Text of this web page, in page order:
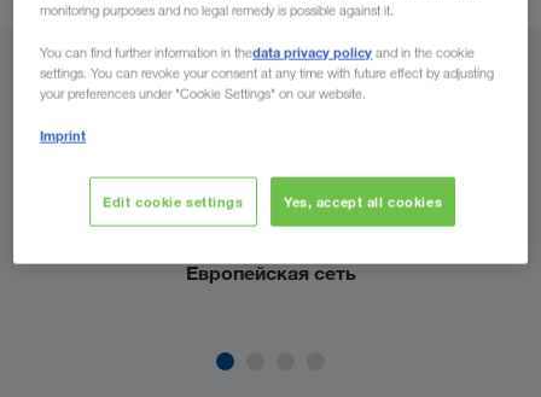
Вкратце о Ваших преимуществах:
Европейская сеть
monitoring purposes and no legal remedy is possible against it.
You can find further information in thedata privacy policy and in the cookie
settings. You can revoke your consent at any time with future effect by adjusting
your preferences under "Cookie Settings" on our website.
Imprint
Edit cookie settings Yes, accept all cookies